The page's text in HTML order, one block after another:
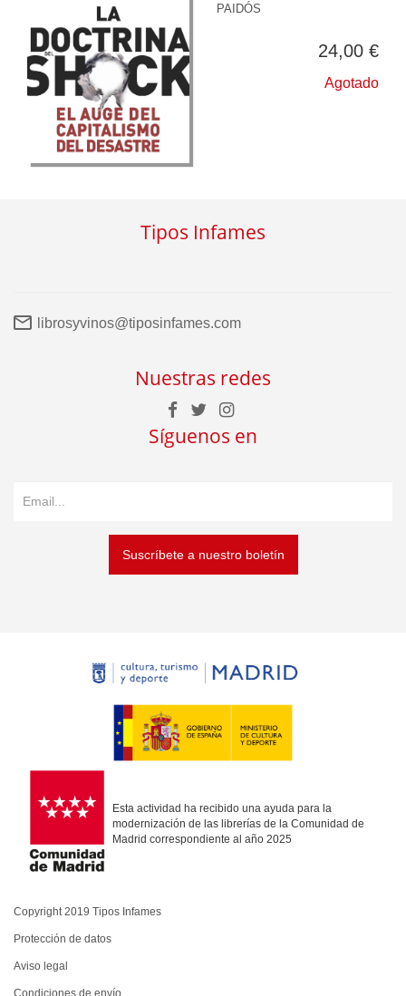
PAIDÓS
24,00 €
Agotado
Tipos Infames
librosyvinos@tiposinfames.com
Nuestras redes
Síguenos en
Suscríbete a nuestro boletín
Esta actividad ha recibido una ayuda para la
modernización de las librerías de la Comunidad de
Madrid correspondiente al año 2025
Copyright 2019 Tipos Infames
Protección de datos
Aviso legal
Condiciones de envío